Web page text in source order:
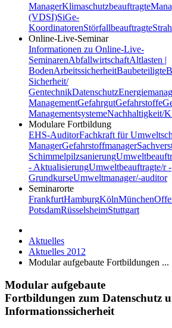
ManagerKlimaschutzbeauftragte
(VDSI)SiGe-
KoordinatorenStörfallbeauftragte
Online-Live-Seminar
Informationen zu Online-Live-
SeminarenAbfallwirtschaftAltlasten |
BodenArbeitssicherheitBaubeteiligte
Sicherheit/
GentechnikDatenschutz
ManagementGefahrgutGefahrstoffe
ManagementsystemeNachhaltigkeit/
Modulare Fortbildung
EHS-AuditorFachkraft für
ManagerGefahrstoffmanager
Schimmelpilzsanierung
- AktualisierungUmweltbeauftragte/r -
GrundkurseUmweltmanager/-auditor
Seminarorte
FrankfurtHamburgKölnMünchen
PotsdamRüsselsheimStuttgart
Aktuelles
Aktuelles 2012
Modular aufgebaute Fortbildungen ...
Modular aufgebaute
Fortbildungen zum Datenschutz
Informationssicherheit